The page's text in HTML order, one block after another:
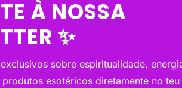
À NOSSA
✨
sobre espiritualidade,
esotéricos diretamente no